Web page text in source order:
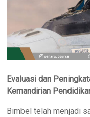
Evaluasi dan
Kemandirian
Bimbel telah menjadi